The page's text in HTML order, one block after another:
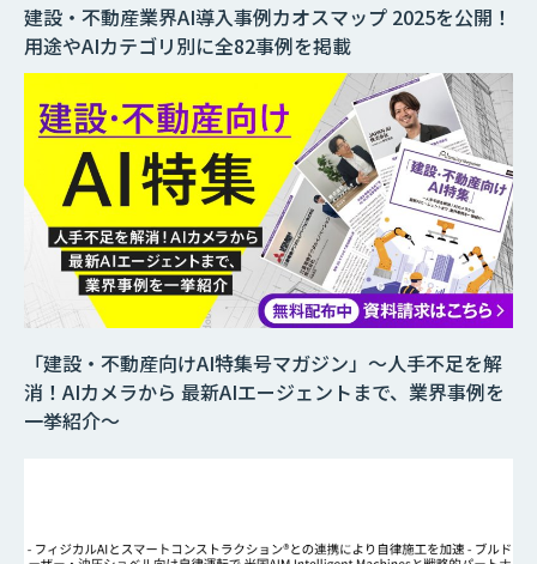
「建設・不動産向けAI特集号マガジン」～人手不足を解
消！AIカメラから 最新AIエージェントまで、業界事例を
一挙紹介～
建設・不動産業界AI導入事例カオスマップ 2025を公開！
用途やAIカテゴリ別に全82事例を掲載